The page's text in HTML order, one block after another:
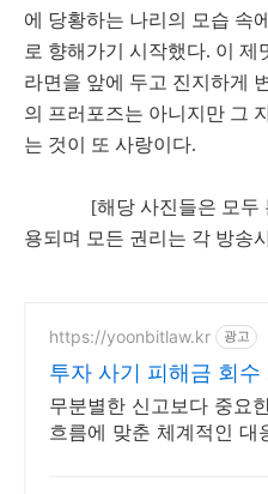
에 당황하는 나리의 모습 속
로 향해가기 시작했다. 이
라면을 앞에 두고 진지하게
의 프러포즈는 아니지만 그
는 것이 또 사랑이다.
[해당 사진들은 모두 본
용되며 모든 권리는 각 방송
https://yoonbitlaw.kr 광고
투자 사기 피해금 회수
수 보유
무분별한 신고보다 중요
흐름에 맞춘 체계적인 대